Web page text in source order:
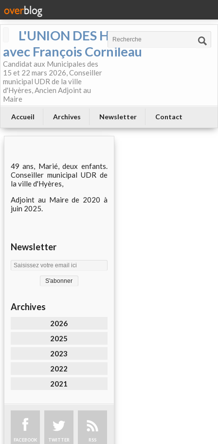
L'UNION DES HYEROIS
avec François Cornileau
Candidat aux Municipales des
15 et 22 mars 2026, Conseiller
municipal UDR de la ville
d'Hyères, Ancien Adjoint au
Maire
Accueil Archives Newsletter Contact
49 ans, Marié, deux enfants.
Conseiller municipal UDR de
la ville d'Hyères,
Adjoint au Maire de 2020 à
juin 2025.
Newsletter
Archives
2026
2025
2023
2022
2021
FACEBOOK TWITTER RSS